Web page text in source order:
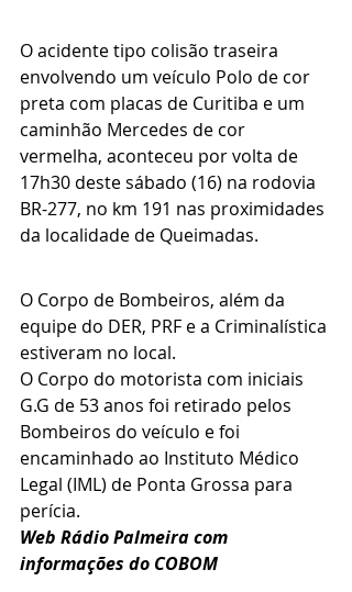
O acidente tipo colisão traseira
envolvendo um veículo Polo de cor
preta com placas de Curitiba e um
caminhão Mercedes de cor
vermelha, aconteceu por volta de
17h30 deste sábado (16) na rodovia
BR-277, no km 191 nas proximidades
da localidade de Queimadas.
O Corpo de Bombeiros, além da
equipe do DER, PRF e a Criminalística
estiveram no local.
O Corpo do motorista com iniciais
G.G de 53 anos foi retirado pelos
Bombeiros do veículo e foi
encaminhado ao Instituto Médico
Legal (IML) de Ponta Grossa para
perícia.
Web Rádio Palmeira com
informações do COBOM